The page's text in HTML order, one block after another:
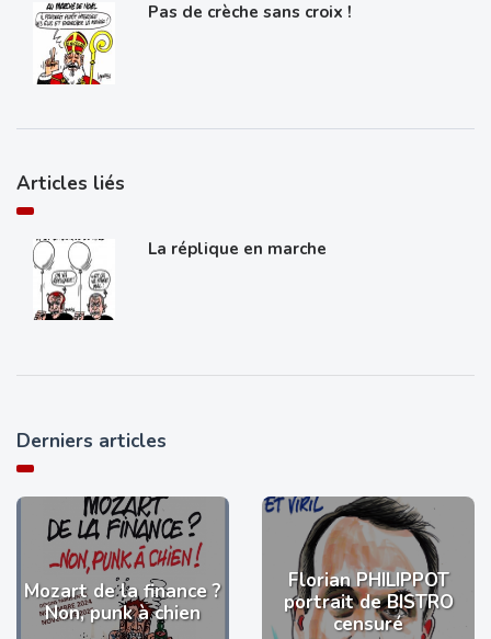
Pas de crèche sans croix !
Articles liés
La réplique en marche
Derniers articles
Mozart de la finance ?
Non, punk à chien
Florian PHILIPPOT
portrait de BISTRO
censuré